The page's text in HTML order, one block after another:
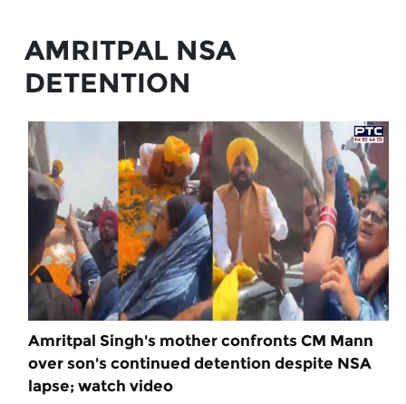
AMRITPAL NSA
DETENTION
Amritpal Singh's mother confronts CM Mann
over son's continued detention despite NSA
lapse; watch video